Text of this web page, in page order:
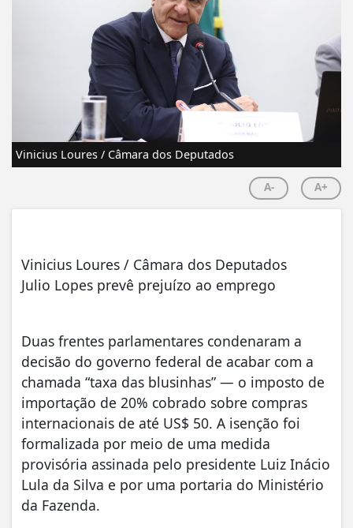
Vinicius Loures / Câmara dos Deputados
A- A+
Vinicius Loures / Câmara dos Deputados
Julio Lopes prevê prejuízo ao emprego
Duas frentes parlamentares condenaram a
decisão do governo federal de acabar com a
chamada “taxa das blusinhas” — o imposto de
importação de 20% cobrado sobre compras
internacionais de até US$ 50. A isenção foi
formalizada por meio de uma medida
provisória assinada pelo presidente Luiz Inácio
Lula da Silva e por uma portaria do Ministério
da Fazenda.